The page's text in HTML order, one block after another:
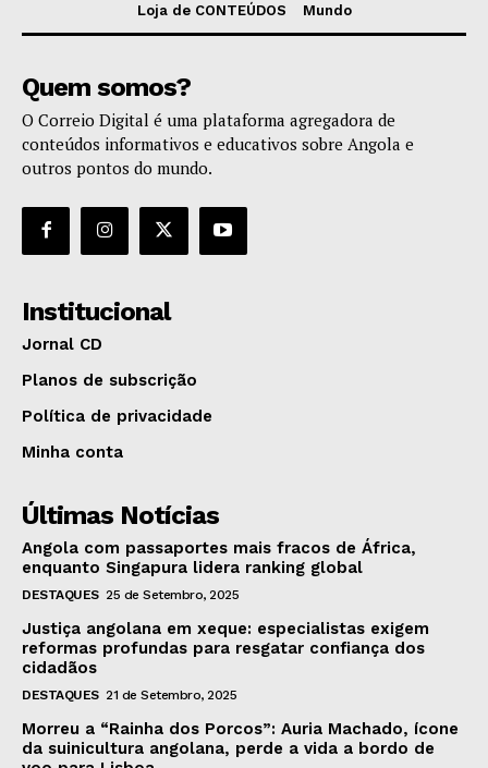
Loja de CONTEÚDOS
Mundo
Quem somos?
O Correio Digital é uma plataforma agregadora de
conteúdos informativos e educativos sobre Angola e
outros pontos do mundo.
Institucional
Jornal CD
Planos de subscrição
Política de privacidade
Minha conta
Últimas Notícias
Angola com passaportes mais fracos de África,
enquanto Singapura lidera ranking global
DESTAQUES 25 de Setembro, 2025
Justiça angolana em xeque: especialistas exigem
reformas profundas para resgatar confiança dos
cidadãos
DESTAQUES 21 de Setembro, 2025
Morreu a “Rainha dos Porcos”: Auria Machado, ícone
da suinicultura angolana, perde a vida a bordo de